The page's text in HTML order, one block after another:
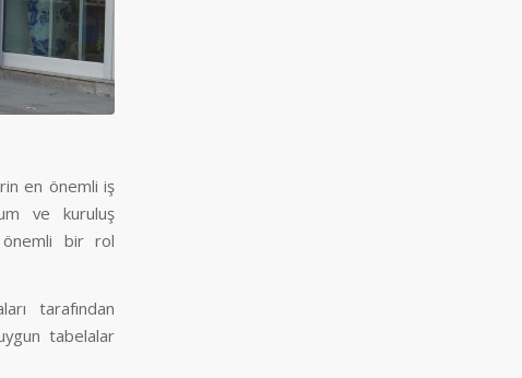
en önemli iş
ve kuruluş
önemli bir rol
tarafından
tabelalar